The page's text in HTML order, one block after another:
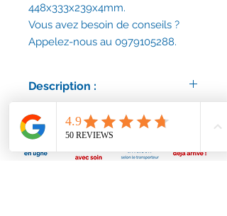
448x333x239x4mm.
Vous avez besoin de conseils ?
Appelez-nous au 0979105288.
Description :
Vitre courbe haute température,
certifiée conforme. Godin.
Hauteur 448mm x Développé
333mm x Rayon 239mm x épaisseur